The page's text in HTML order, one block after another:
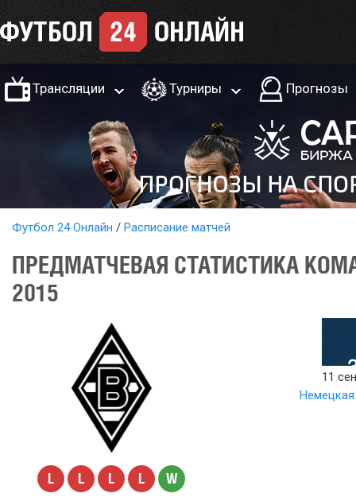
Трансляции Турниры Прогнозы
Футбол 24 Онлайн Расписание матчей
ПРЕДМАТЧЕВАЯ СТАТИСТИКА
2015
L L L L W
11
Немецкая